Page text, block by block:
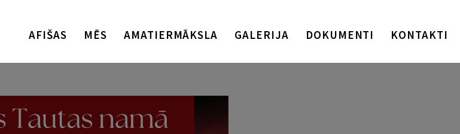
AFIŠAS MĒS AMATIERMĀKSLA GALERIJA DOKUMENTI KONTAKTI